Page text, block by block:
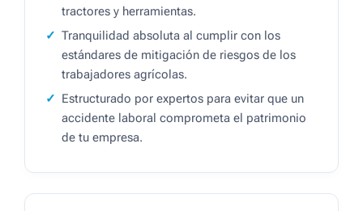
tractores y herramientas.
Tranquilidad absoluta al cumplir con los
estándares de mitigación de riesgos de los
trabajadores agrícolas.
Estructurado por expertos para evitar que un
accidente laboral comprometa el patrimonio
de tu empresa.